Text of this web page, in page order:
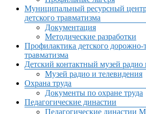
Муниципальный ресурсный
детского травматизма
Документация
Методические разработки
Профилактика детского дорожно-
травматизма
Детский контактный музей радио
Музей радио и телевидения
Охрана труда
Документы по охране труда
Педагогические династии
Педагогические династии